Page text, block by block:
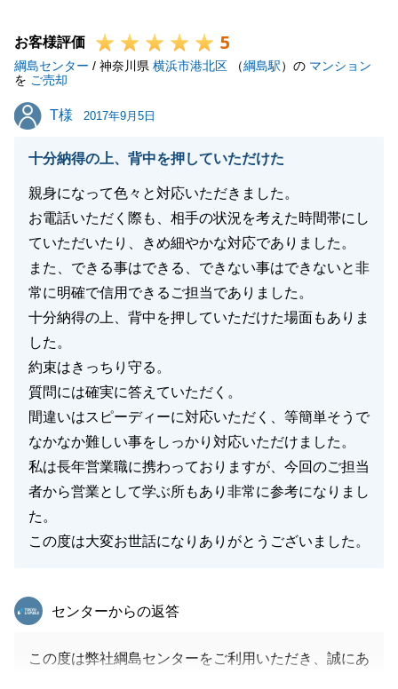
アンケートご協力ありがとうございました。
どうぞよろしくお願いいたします。
お客様評価 5
綱島センター / 神奈川県 横浜市港北区 （綱島駅）の マンション
を ご売却
T様
T様 2017年9月5日
十分納得の上、背中を押していただけた
親身になって色々と対応いただきました。
お電話いただく際も、相手の状況を考えた時間帯にし
ていただいたり、きめ細やかな対応でありました。
また、できる事はできる、できない事はできないと非
常に明確で信用できるご担当でありました。
十分納得の上、背中を押していただけた場面もありま
した。
約束はきっちり守る。
質問には確実に答えていただく。
間違いはスピーディーに対応いただく、等簡単そうで
なかなか難しい事をしっかり対応いただけました。
私は長年営業職に携わっておりますが、今回のご担当
者から営業として学ぶ所もあり非常に参考になりまし
た。
この度は大変お世話になりありがとうございました。
東急リバブル
センターからの返答
この度は弊社綱島センターをご利用いただき、誠にあ